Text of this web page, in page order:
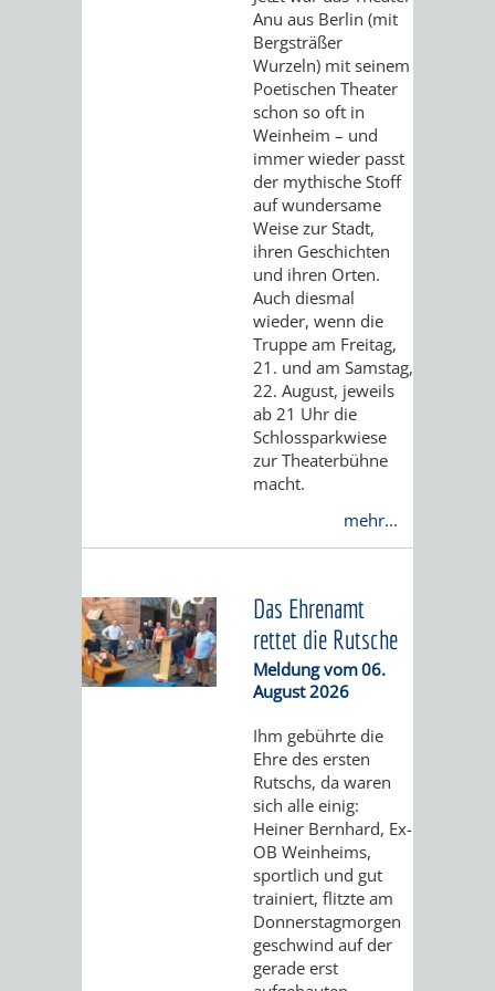
KINDERTAGESSTÄTTEN
VORMERKVERFAHREN
KINDERTAGESSTÄTTEN
FERIENANGEBOTE
SCHULFERIEN
SCHÜLERBEFÖRDERUNG
GRUNDSCHULBETREUUNG
FERIENBETREUUNG
SCHULSOZIALARBEIT
INKLUSION
STADTBIBLIOTHEK
AUSLEIHE
MEDIENANGEBOTE
ONLINE-
VERANSTALTUNGEN
AUSBILDUNG
PRAKTIKA
LEIHVERKEHR
BIBLIOTHEK
SERVICE
FÜR
LEHRER/INNEN
ERZIEHER/INNEN
HIGHLIGHTS
KERWE
SOMMERTAGSZUG
IN
„WOINEM
LIVE“
AM
WINDECKPLATZ
DEN
FÊTE
DE
LA
MUSIQUE
KULTUREINRICHTUNGEN
THEATERMUSEUM
VERANSTALTUNGEN
KINDER
SEHENSWERT
GRÜNE
MEILENMARKTPLATZ
Anu aus Berlin (mit
Bergsträßer
Wurzeln) mit seinem
Poetischen Theater
schon so oft in
Weinheim – und
immer wieder passt
der mythische Stoff
auf wundersame
Weise zur Stadt,
ihren Geschichten
und ihren Orten.
Auch diesmal
wieder, wenn die
Truppe am Freitag,
21. und am Samstag,
22. August, jeweils
ab 21 Uhr die
Schlossparkwiese
zur Theaterbühne
macht.
mehr...
Das Ehrenamt
rettet die Rutsche
Meldung vom06.
August 2026
Ihm gebührte die
Ehre des ersten
Rutschs, da waren
sich alle einig:
Heiner Bernhard, Ex-
OB Weinheims,
sportlich und gut
trainiert, flitzte am
Donnerstagmorgen
geschwind auf der
gerade erst